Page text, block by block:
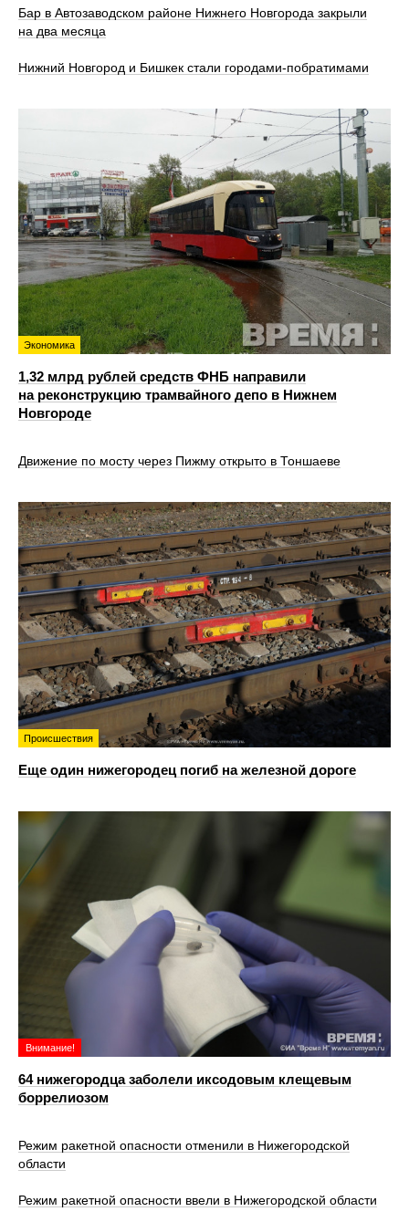
Бар в Автозаводском районе Нижнего Новгорода закрыли
на два месяца
Нижний Новгород и Бишкек стали городами-побратимами
Экономика
1,32 млрд рублей средств ФНБ направили
на реконструкцию трамвайного депо в Нижнем
Новгороде
Движение по мосту через Пижму открыто в Тоншаеве
Происшествия
Еще один нижегородец погиб на железной дороге
Внимание!
64 нижегородца заболели иксодовым клещевым
боррелиозом
Режим ракетной опасности отменили в Нижегородской
области
Режим ракетной опасности ввели в Нижегородской области